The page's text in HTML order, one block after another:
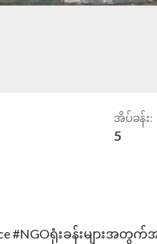
အိပ်ခန်း:
5
#NGOရုံးခန်းများအ